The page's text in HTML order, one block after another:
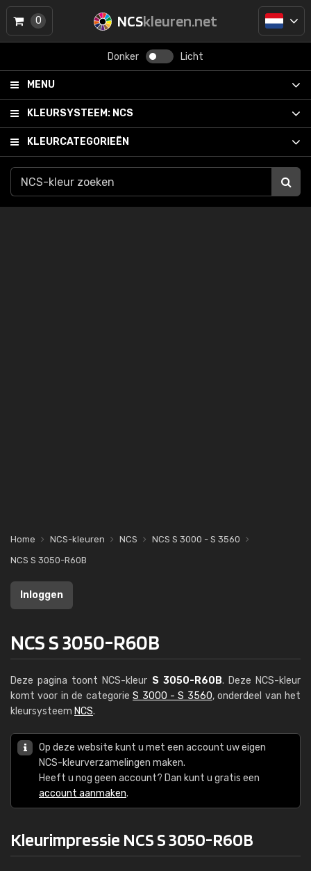
NCSkleuren.net
Donker Licht
MENU
KLEURSYSTEEM: NCS
KLEURCATEGORIEËN
0
Home NCS-kleuren NCS
NCS S 3000 - S 3560
NCS S 3050-R60B
Inloggen
NCS S 3050-R60B
Deze pagina toont NCS-kleur S 3050-R60B. Deze NCS-kleur
komt voor in de categorieS 3000 - S 3560, onderdeel van het
kleursysteem NCS.
Op deze website kunt u met een account uw eigen
NCS-kleurverzamelingen maken.
Heeft u nog geen account? Dan kunt u gratis een
account aanmaken.
Kleurimpressie NCS S 3050-R60B